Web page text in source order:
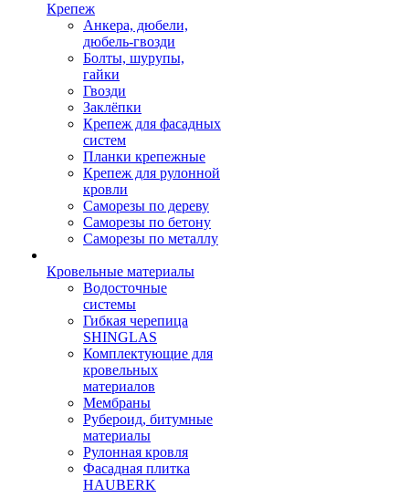
Крепеж
Анкера, дюбели,
дюбель-гвозди
Болты, шурупы,
гайки
Гвозди
Заклёпки
Крепеж для фасадных
систем
Планки крепежные
Крепеж для рулонной
кровли
Саморезы по дереву
Саморезы по бетону
Саморезы по металлу
Кровельные материалы
Водосточные
системы
Гибкая черепица
SHINGLAS
Комплектующие для
кровельных
материалов
Мембраны
Рубероид, битумные
материалы
Рулонная кровля
Фасадная плитка
HAUBERK